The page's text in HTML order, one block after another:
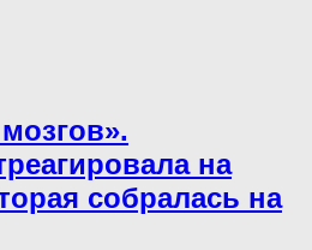
на
собралась на